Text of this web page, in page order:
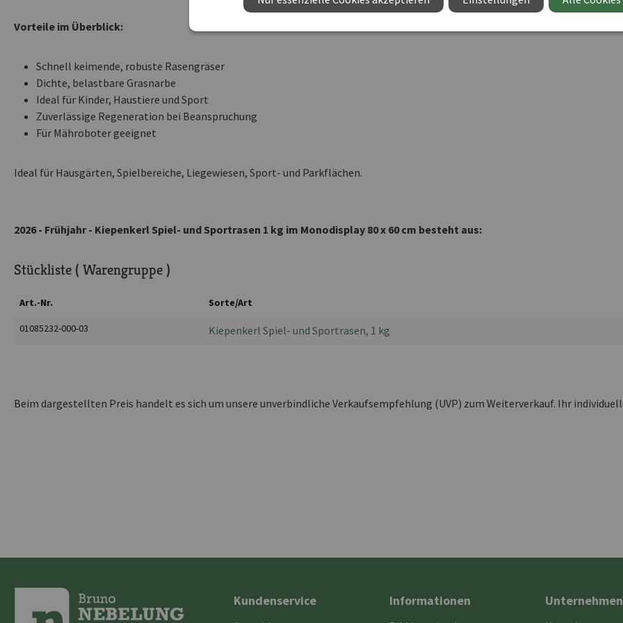
Vorteile im Überblick:
Schnell keimende, robuste Rasengräser
Dichte, belastbare Grasnarbe
Ideal für Kinder, Haustiere und Sport
Zuverlässige Regeneration bei Beanspruchung
Für Mähroboter geeignet
Ideal für Hausgärten, Spielbereiche, Liegewiesen, Sport- und Parkflächen.
2026 - Frühjahr - Kiepenkerl Spiel- und Sportrasen 1 kg im Monodisplay 80 x 60 cm besteht aus:
Stückliste ( Warengruppe )
Art.-Nr. Sorte/Art
01085232-000-03 Kiepenkerl Spiel- und Sportrasen, 1 kg
Beim dargestellten Preis handelt es sich um unsere unverbindliche Verkaufsempfehlung (UVP) zum Weiterverkauf. Ihr
Kundenservice Informationen Unternehmen